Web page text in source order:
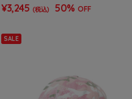
¥3,245 (税込) 50% OFF
SALE